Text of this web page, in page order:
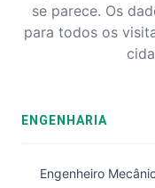
se parece. Os
para todos os
ENGENHARIA
Engenheiro